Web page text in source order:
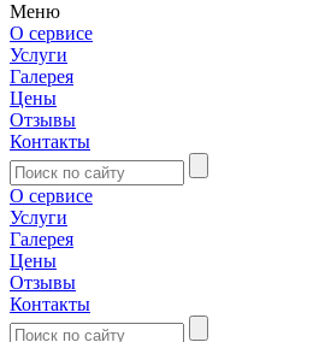
Меню
О сервисе
Услуги
Галерея
Цены
Отзывы
Контакты
О сервисе
Услуги
Галерея
Цены
Отзывы
Контакты